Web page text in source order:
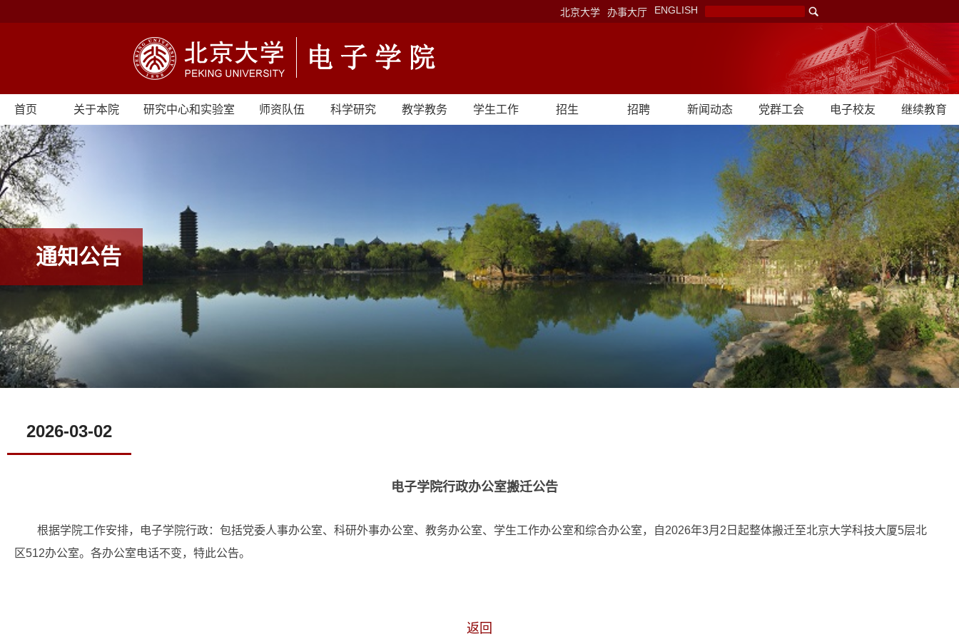
北京大学 办事大厅 ENGLISH
首页 关于本院 研究中心和实验室 师资队伍 科学研究 教学教务 学生工作 招生 招聘 新闻动态 党群工会 电子校友 继续教育
通知公告
2026-03-02
电子学院行政办公室搬迁公告
根据学院工作安排，电子学院行政：包括党委人事办公室、科研外事办公室、教务办公室、学生工作办公室和综合办公室，自2026年3月2日起整体搬迁至北京大学科技大厦5层北
区512办公室。各办公室电话不变，特此公告。
返回